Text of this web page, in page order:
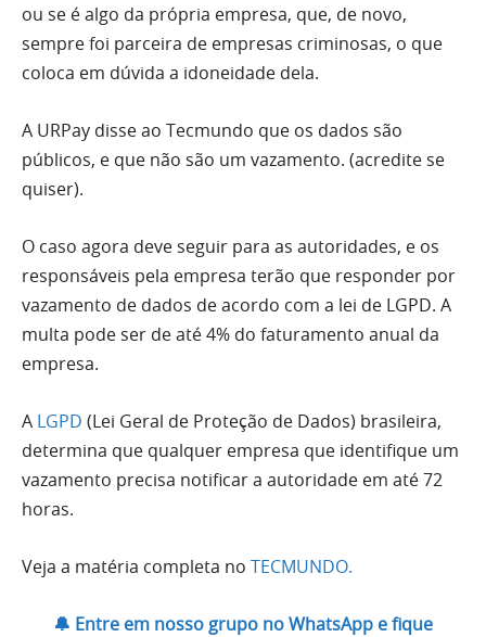
ou se é algo da própria empresa, que, de novo,
sempre foi parceira de empresas criminosas, o que
coloca em dúvida a idoneidade dela.
A URPay disse ao Tecmundo que os dados são
públicos, e que não são um vazamento. (acredite se
quiser).
O caso agora deve seguir para as autoridades, e os
responsáveis pela empresa terão que responder por
vazamento de dados de acordo com a lei de LGPD. A
multa pode ser de até 4% do faturamento anual da
empresa.
A LGPD (Lei Geral de Proteção de Dados) brasileira,
determina que qualquer empresa que identifique um
vazamento precisa notificar a autoridade em até 72
horas.
Veja a matéria completa no TECMUNDO.
🔔 Entre em nosso grupo no WhatsApp e fique